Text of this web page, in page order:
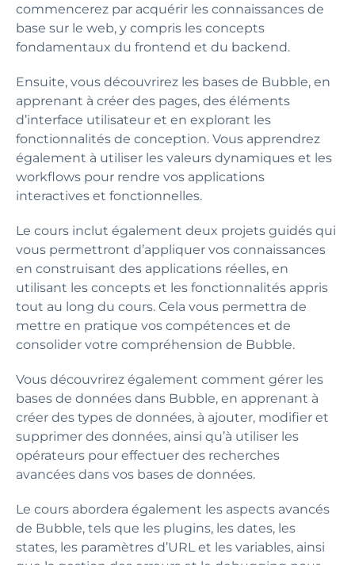
commencerez par acquérir les connaissances de
base sur le web, y compris les concepts
fondamentaux du frontend et du backend.
Ensuite, vous découvrirez les bases de Bubble, en
apprenant à créer des pages, des éléments
d’interface utilisateur et en explorant les
fonctionnalités de conception. Vous apprendrez
également à utiliser les valeurs dynamiques et les
workflows pour rendre vos applications
interactives et fonctionnelles.
Le cours inclut également deux projets guidés qui
vous permettront d’appliquer vos connaissances
en construisant des applications réelles, en
utilisant les concepts et les fonctionnalités appris
tout au long du cours. Cela vous permettra de
mettre en pratique vos compétences et de
consolider votre compréhension de Bubble.
Vous découvrirez également comment gérer les
bases de données dans Bubble, en apprenant à
créer des types de données, à ajouter, modifier et
supprimer des données, ainsi qu’à utiliser les
opérateurs pour effectuer des recherches
avancées dans vos bases de données.
Le cours abordera également les aspects avancés
de Bubble, tels que les plugins, les dates, les
states, les paramètres d’URL et les variables, ainsi